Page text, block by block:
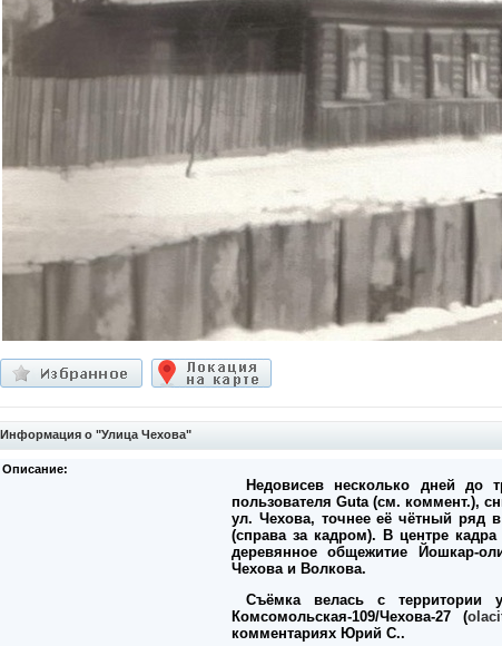
Информация о "Улица Чехова"
Описание:
Недовисев несколько дней до
пользователя Guta (см. коммент.),
ул. Чехова, точнее её чётный ряд
(справа за кадром). В центре
деревянное общежитие Йошкар-
Чехова и Волкова.
Съёмка велась с территории
Комсомольская-109/Чехова-27 (
комментариях Юрий С..